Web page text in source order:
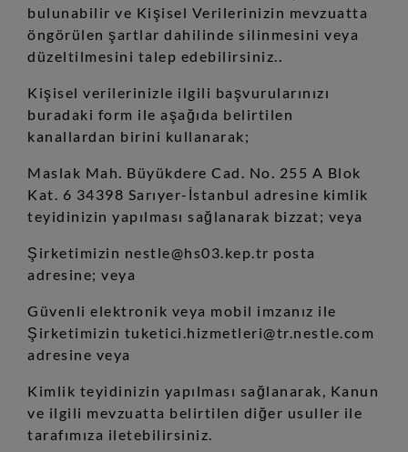
bulunabilir ve Kişisel Verilerinizin mevzuatta
öngörülen şartlar dahilinde silinmesini veya
düzeltilmesini talep edebilirsiniz..
Kişisel verilerinizle ilgili başvurularınızı
buradaki form ile aşağıda belirtilen
kanallardan birini kullanarak;
Maslak Mah. Büyükdere Cad. No. 255 A Blok
Kat. 6 34398 Sarıyer-İstanbul adresine kimlik
teyidinizin yapılması sağlanarak bizzat; veya
Şirketimizin nestle@hs03.kep.tr posta
adresine; veya
Güvenli elektronik veya mobil imzanız ile
Şirketimizin tuketici.hizmetleri@tr.nestle.com
adresine veya
Kimlik teyidinizin yapılması sağlanarak, Kanun
ve ilgili mevzuatta belirtilen diğer usuller ile
tarafımıza iletebilirsiniz.